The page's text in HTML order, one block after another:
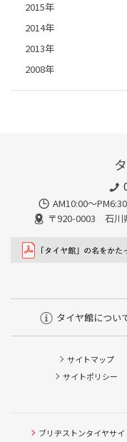
2015年
2014年
2013年
2008年
AM10:00～
〒920-0003 石川
タイヤ館につい
サイトマップ
サイトポリシー
ブリヂストンタイヤサイ